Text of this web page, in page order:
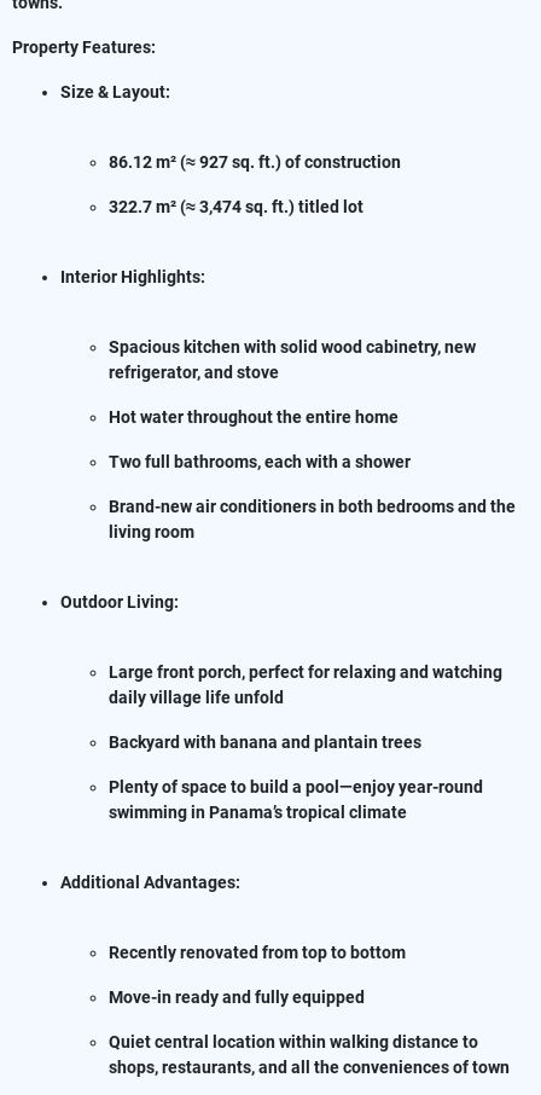
Property Features:
Size & Layout:
86.12 m² (≈ 927 sq. ft.) of construction
322.7 m² (≈ 3,474 sq. ft.) titled lot
Interior Highlights:
Spacious kitchen with solid wood cabinetry, new
refrigerator, and stove
Hot water throughout the entire home
Two full bathrooms, each with a shower
Brand-new air conditioners in both bedrooms and the
living room
Outdoor Living:
Large front porch, perfect for relaxing and watching
daily village life unfold
Backyard with banana and plantain trees
Plenty of space to build a pool—enjoy year-round
swimming in Panama’s tropical climate
Additional Advantages:
Recently renovated from top to bottom
Move-in ready and fully equipped
Quiet central location within walking distance to
shops, restaurants, and all the conveniences of town